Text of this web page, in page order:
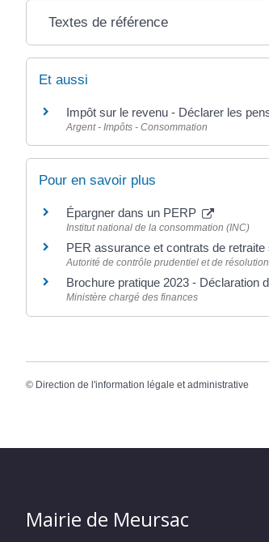
Textes de référence
Et aussi
Impôt sur le revenu - Déclarer les
Argent - Impôts - Consommation
Pour en savoir plus
Épargner dans un PERP
Institut national de la consommation (INC)
PER assurance et contrats de retraite
Autorité de contrôle prudentiel et de
Brochure pratique 2023 - Déclaration
Ministère chargé des finances
© Direction de l'information légale et administrative
Mairie de Meursac